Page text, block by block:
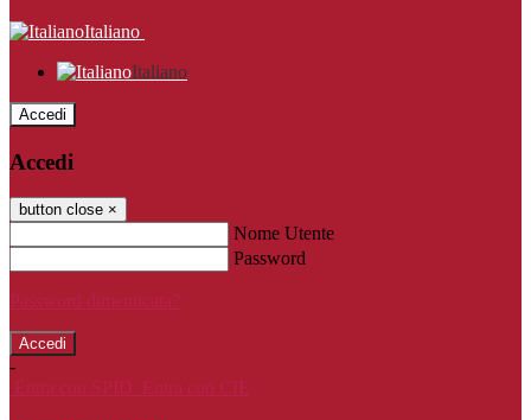
Italiano
Italiano
Accedi
Accedi
button close ×
Nome Utente
Password
Password dimenticata?
-
Entra con SPID
Entra con CIE